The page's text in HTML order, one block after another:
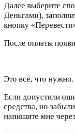
Далее выберите
Деньгами),
кнопку
После оплаты
Это всё, что нужно.
Если допустили
средства, но
напишите мне через